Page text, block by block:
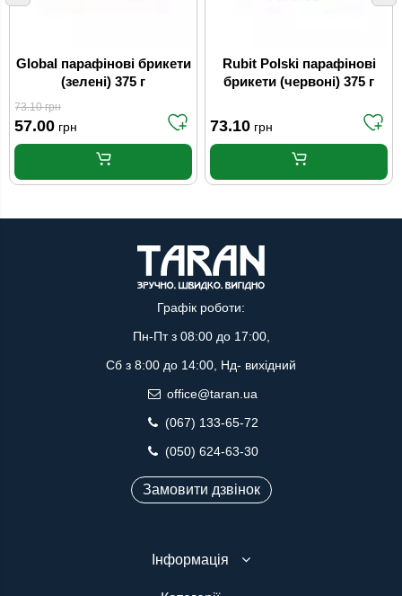
Global парафінові брикети
(зелені) 375 г
73.10грн
57.00 грн
Rubit Polski парафінові
брикети (червоні) 375 г
73.10 грн
Графік роботи:
Пн-Пт з 08:00 до 17:00,
Сб з 8:00 до 14:00, Нд- вихідний
office@taran.ua
(067) 133-65-72
(050) 624-63-30
Замовити дзвінок
Інформація